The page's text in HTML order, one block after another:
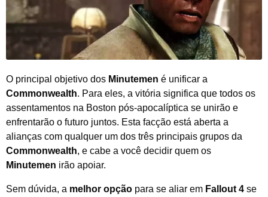
O principal objetivo dos Minutemen é unificar a
Commonwealth. Para eles, a vitória significa que todos os
assentamentos na Boston pós-apocalíptica se unirão e
enfrentarão o futuro juntos. Esta facção está aberta a
alianças com qualquer um dos três principais grupos da
Commonwealth, e cabe a você decidir quem os
Minutemen irão apoiar.
Sem dúvida, a melhor opção para se aliar em Fallout 4 se